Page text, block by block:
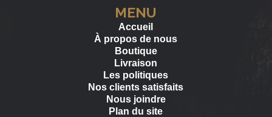
MENU
Accueil
À propos de nous
Boutique
Livraison
Les politiques
Nos clients satisfaits
Nous joindre
Plan du site